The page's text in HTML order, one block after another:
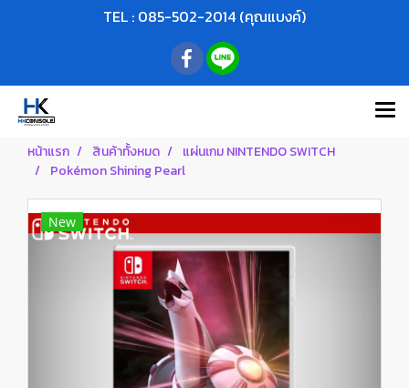
TEL : 085-502-2014 (คุณแบงค์)
หน้าแรก สินค้าทั้งหมด
แผ่นเกม NINTENDO SWITCH
Pokémon Shining Pearl
New